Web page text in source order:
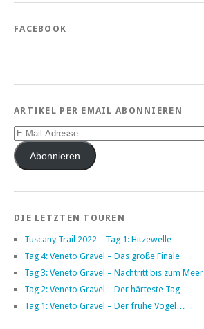
FACEBOOK
ARTIKEL PER EMAIL ABONNIEREN
E-
Mail-
AdresseAbonnieren
DIE LETZTEN TOUREN
Tuscany Trail 2022 – Tag 1: Hitzewelle
Tag 4: Veneto Gravel – Das große Finale
Tag 3: Veneto Gravel – Nachtritt bis zum Meer
Tag 2: Veneto Gravel – Der härteste Tag
Tag 1: Veneto Gravel – Der frühe Vogel…